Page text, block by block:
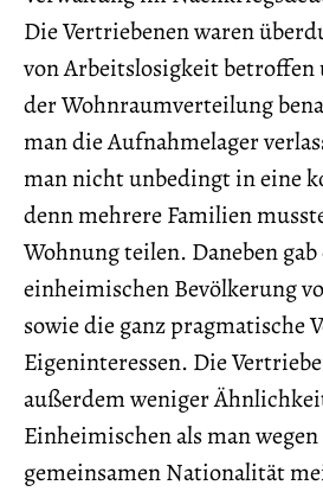
Die Vertriebenen waren
von Arbeitslosigkeit betroffen
der Wohnraumverteilung
man die Aufnahmelager
man nicht unbedingt in eine
denn mehrere Familien
Wohnung teilen. Daneben
einheimischen Bevölkerung
sowie die ganz pragmatische
Eigeninteressen. Die
außerdem weniger
Einheimischen als man
gemeinsamen Nationalität